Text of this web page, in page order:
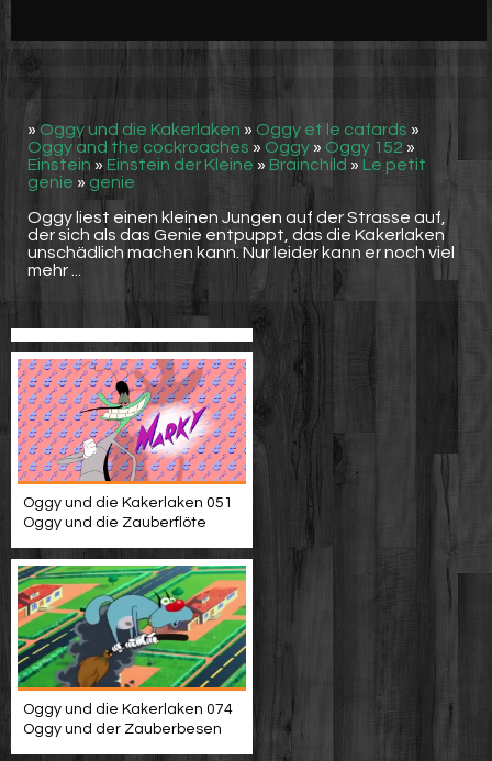
» Oggy und die Kakerlaken » Oggy et le cafards »
Oggy and the cockroaches » Oggy » Oggy 152 »
Einstein » Einstein der Kleine » Brainchild » Le petit
genie » genie
Oggy liest einen kleinen Jungen auf der Strasse auf,
der sich als das Genie entpuppt, das die Kakerlaken
unschädlich machen kann. Nur leider kann er noch viel
mehr ...
Oggy und die Kakerlaken 051
Oggy und die Zauberflöte
Oggy und die Kakerlaken 074
Oggy und der Zauberbesen